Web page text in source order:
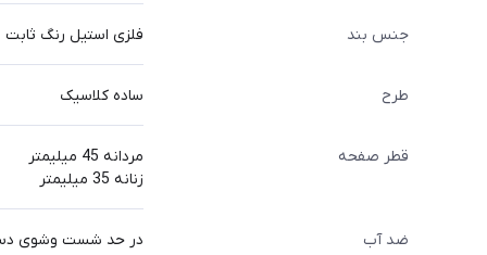
جنس بند فلزی استیل رنگ ثابت
طرح ساده کلاسیک
قطر صفحه
مردانه 45 میلیمتر
زنانه 35 میلیمتر
ضد آب در حد شست وشوی